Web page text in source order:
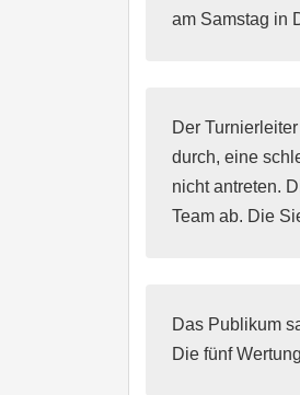
am Samstag in
Der
durch, eine
nicht antreten.
Team ab. Die
Das Publikum
Die fünf